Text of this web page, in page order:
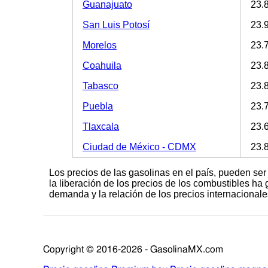
Guanajuato
San Luis Potosí
Morelos
Coahuila
Tabasco
Puebla
Tlaxcala
Ciudad de México - CDMX
Los precios de las gasolinas en el país, pueden
la liberación de los precios de los combustibles
demanda y la relación de los precios
Copyright © 2016-2026 - GasolinaMX.com